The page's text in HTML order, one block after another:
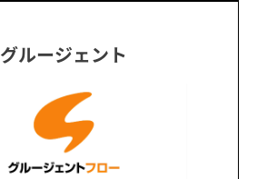
グルージェント